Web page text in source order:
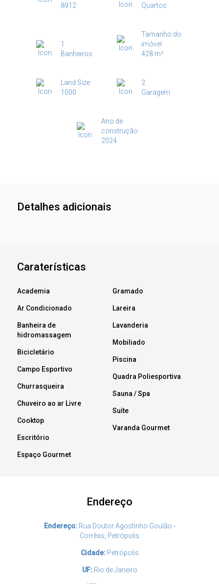
8912
Quartos
1
Banheiros
Tamanho do
imóvel
428 m²
Land Size
1000
2
Garagem
Ano de
construção
2024
Detalhes adicionais
Caraterísticas
Academia
Ar Condicionado
Banheira de
hidromassagem
Bicicletário
Campo Esportivo
Churrasqueira
Chuveiro ao ar Livre
Cooktop
Escritório
Espaço Gourmet
Gramado
Lareira
Lavanderia
Mobiliado
Piscina
Quadra Poliesportiva
Sauna / Spa
Suíte
Varanda Gourmet
Endereço
Endereço:Rua Doutor Agostinho Goulão -
Corrêas, Petrópolis
Cidade:Petrópolis
UF:Rio de Janeiro